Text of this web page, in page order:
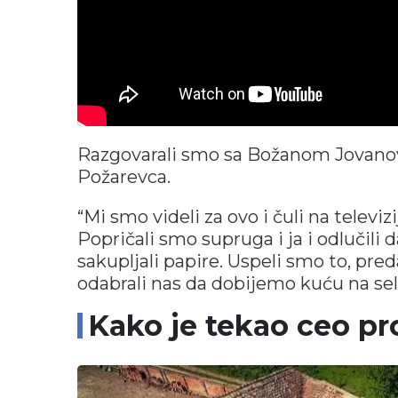
Razgovarali smo sa Božanom
Požarevca.
“Mi smo videli za ovo i čuli na
Popričali smo supruga i ja i odlučili
sakupljali papire. Uspeli smo to,
odabrali nas da dobijemo kuću na
Kako je tekao ceo